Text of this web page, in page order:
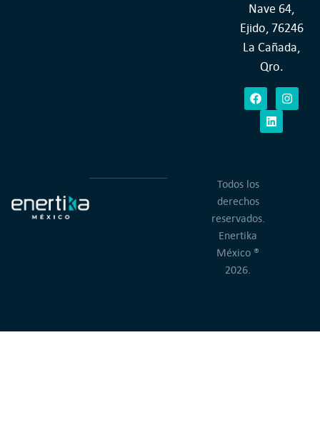
Nave 64,
Ejido, 76246
La Cañada,
Qro.
Todos los
derechos
reservados.
Enertika
México ®
2026.